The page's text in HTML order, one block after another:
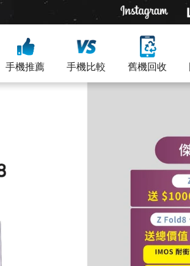
手機推薦 手機比較 舊機回收